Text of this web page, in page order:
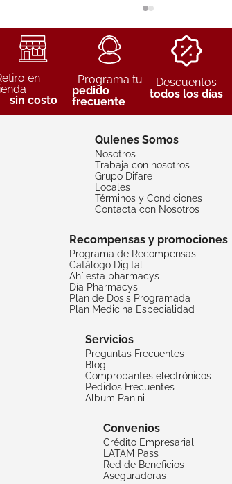
en
sin costo
Programa tu
pedido
frecuente
Descuentos
todos los días
Quienes Somos
Nosotros
Trabaja con nosotros
Grupo Difare
Locales
Términos y Condiciones
Contacta con Nosotros
Recompensas y promociones
Programa de Recompensas
Catálogo Digital
Ahí esta pharmacys
Día Pharmacys
Plan de Dosis Programada
Plan Medicina Especialidad
Servicios
Preguntas Frecuentes
Blog
Comprobantes electrónicos
Pedidos Frecuentes
Album Panini
Convenios
Crédito Empresarial
LATAM Pass
Red de Beneficios
Aseguradoras